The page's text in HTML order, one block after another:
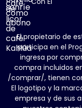
El propietario de
participa en el
ingresa por
compra incluidos
/comprar/, tienen
El logotipo y la
empresa y de sus